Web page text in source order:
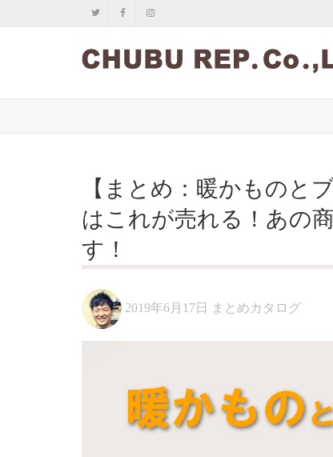
【まとめ：暖かものと
はこれが売れる！あの
す！
2019年6月17日 まとめカタログ